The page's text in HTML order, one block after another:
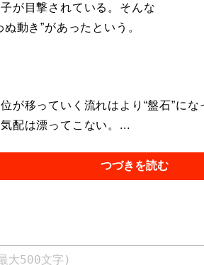
が目撃されている。そんな
動き”があったという。
が移っていく流れはより“盤石”に
配は漂ってこない。...
つづきを読む